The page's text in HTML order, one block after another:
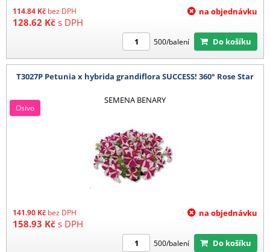
114.84 Kč bez DPH
128.62 Kč s DPH
na objednávku
500/balení Do košíku
T3027P Petunia x hybrida grandiflora SUCCESS! 360° Rose Star
SEMENA BENARY
141.90 Kč bez DPH
158.93 Kč s DPH
Osivo
na objednávku
500/balení Do košíku